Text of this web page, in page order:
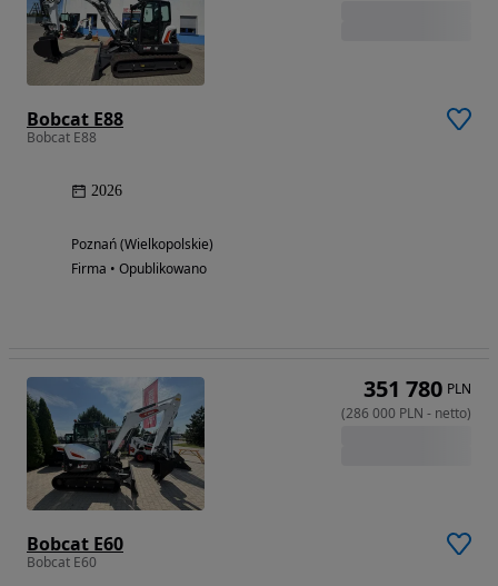
Bobcat E88
Bobcat E88
2026
Poznań (Wielkopolskie)
Firma • Opublikowano
Bobcat E60
Bobcat E60
351 780 PLN
(286 000 PLN - netto)